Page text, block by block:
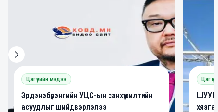
Цаг үеийн мэдээ
Эрдэнэбүрэнгийн УЦС-ын санхүүжилтийн
асуудлыг шийдвэрлэлээ
Цаг